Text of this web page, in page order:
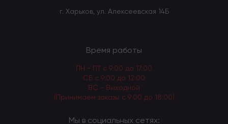
г. Харьков, ул. Алексеевская 14Б
Время работы
ПН - ПТ с 9:00 до 17:00
СБ с 9:00 до 12:00
ВС - Выходной
(Принимаем заказы с 9:00 до 18:00)
Мы в социальных сетях: